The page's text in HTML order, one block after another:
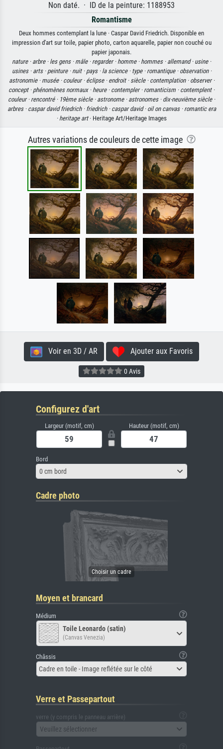
Non daté. · ID de la peinture: 1188953
Romantisme
Deux hommes contemplant la lune · Caspar David Friedrich. Disponible en
impression d'art sur toile, papier photo, carton aquarelle, papier non couché ou
papier japonais.
nature · arbre · les gens · mâle · regarder · homme · hommes · allemand · usine ·
usines · arts · peinture · nuit · pays · la science · type · romantique · observation ·
astronomie · musée · couleur · éclipse · endroit · siècle · contemplation · observer ·
concept · phénomènes normaux · heure · contempler · romanticism · contemplent ·
couleur · rencontré · 19ème siècle · astronome · astronomes · dix-neuvième siècle ·
arbres · caspar david friedrich · friedrich · caspar david · oil on canvas · romantic era
· heritage art· Heritage Art/Heritage Images
Autres variations de couleurs de cette image
Voir en 3D / AR Ajouter aux Favoris
0 Avis
Configurez d'art
Largeur (motif, cm) Hauteur (motif, cm)
Bord
0 cm bord
Cadre photo
Moyen et brancard
Médium
Toile Leonardo (satin)
(Canvas Venezia)
Châssis
Cadre en toile - Image reflétée sur le côté
Verre et Passepartout
verre (y compris le panneau arrière)
Veuillez sélectionner